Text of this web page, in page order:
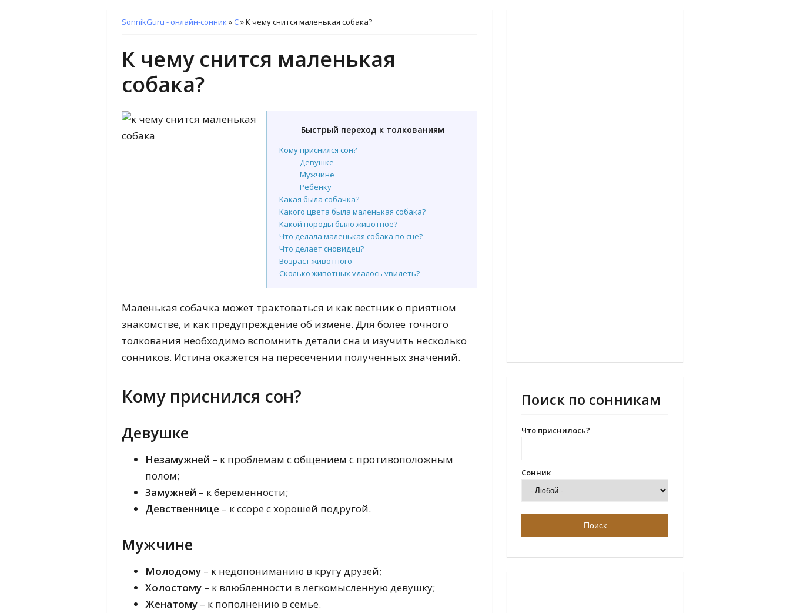
SonnikGuru - онлайн-сонник » С»К чему снится маленькая собака?
К чему снится маленькая
собака?
Быстрый переход к толкованиям
Кому приснился сон?
Девушке
Мужчине
Ребенку
Какая была собачка?
Какого цвета была маленькая собака?
Какой породы было животное?
Что делала маленькая собака во сне?
Что делает сновидец?
Возраст животного
Сколько животных удалось увидеть?
Сонник Миллера
Сонник Ванги
Сонник Велес
Сонник Лонго
Славянский сонник
Английский сонник
Сонник Лоффа
Современный сонник
Эзотерический сонник
Любовный сонник
Маленькая собачка может трактоваться и как вестник о приятном
знакомстве, и как предупреждение об измене. Для более точного
толкования необходимо вспомнить детали сна и изучить несколько
сонников. Истина окажется на пересечении полученных значений.
Кому приснился сон?
Девушке
Незамужней – к проблемам с общением с противоположным
полом;
Замужней – к беременности;
Девственнице – к ссоре с хорошей подругой.
Мужчине
Молодому – к недопониманию в кругу друзей;
Холостому – к влюбленности в легкомысленную девушку;
Женатому – к пополнению в семье.
Поиск по сонникам
Что приснилось?
Сонник